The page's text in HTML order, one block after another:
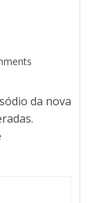
da nova